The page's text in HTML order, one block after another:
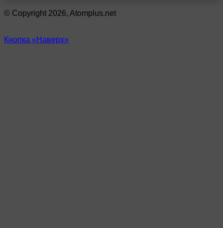
© Copyright 2026, Atomplus.net
Кнопка «Наверх»